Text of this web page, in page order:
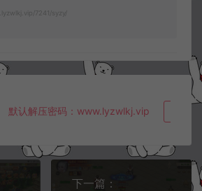
7241/syzy/
默认解压密码：www.lyzwlkj.vip
下一篇：